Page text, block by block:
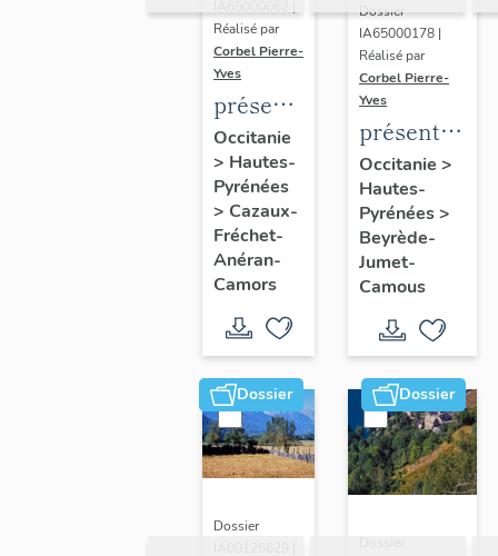
Réalisé par
Corbel Pierre-
Yves
présentation
de la
commune
Occitanie
> Hautes-
Pyrénées
> Cazaux-
Fréchet-
Anéran-
Camors
Dossier
IA65000178 |
Réalisé par
Corbel Pierre-
Yves
présentation
de la
commune
Occitanie >
Hautes-
Pyrénées>
Beyrède-
Jumet-
Camous
Dossier
Dossier
Dossier